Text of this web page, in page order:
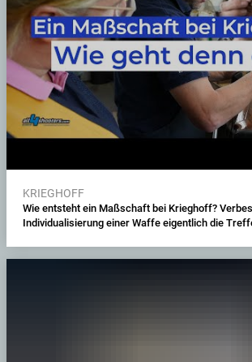
KRIEGHOFF
Wie entsteht ein Maßschaft bei Krieghoff?
Individualisierung einer Waffe eigentlich die